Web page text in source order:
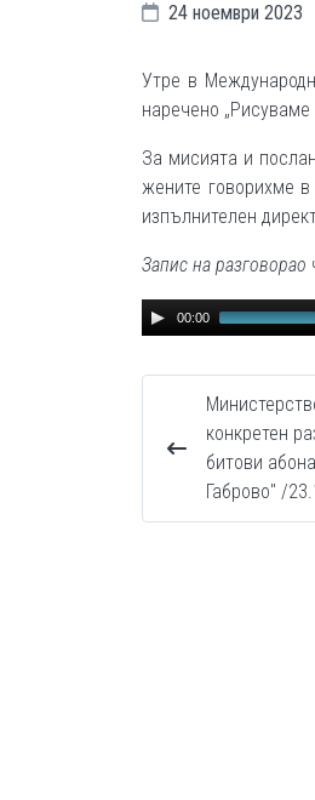
24 ноември 2023
Утре в
наречено
За мисията и
жените говорихме
изпълнителен
Запис на разговорао
Audio
Player
00:00
конкретен
битови
Габрово" /